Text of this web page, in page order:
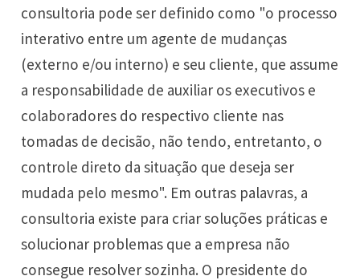
consultoria pode ser definido como "o processo
interativo entre um agente de mudanças
(externo e/ou interno) e seu cliente, que assume
a responsabilidade de auxiliar os executivos e
colaboradores do respectivo cliente nas
tomadas de decisão, não tendo, entretanto, o
controle direto da situação que deseja ser
mudada pelo mesmo". Em outras palavras, a
consultoria existe para criar soluções práticas e
solucionar problemas que a empresa não
consegue resolver sozinha. O presidente do